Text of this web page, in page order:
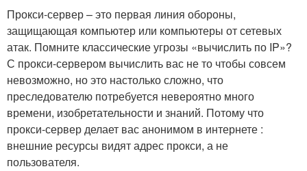
Прокси-сервер – это первая линия обороны,
защищающая компьютер или компьютеры от сетевых
атак. Помните классические угрозы «вычислить по IP»?
С прокси-сервером вычислить вас не то чтобы совсем
невозможно, но это настолько сложно, что
преследователю потребуется невероятно много
времени, изобретательности и знаний. Потому что
прокси-сервер делает вас анонимом в интернете :
внешние ресурсы видят адрес прокси, а не
пользователя.